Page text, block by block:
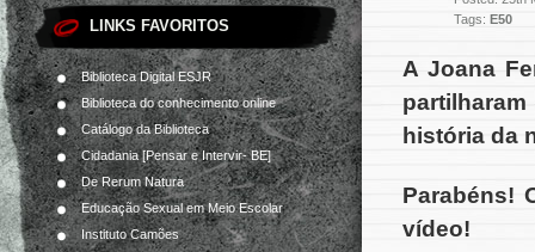
LINKS FAVORITOS
Biblioteca Digital ESJR
Biblioteca do conhecimento online
Catálogo da Biblioteca
Cidadania [Pensar e Intervir- BE]
De Rerum Natura
Educação Sexual em Meio Escolar
Instituto Camões
Tags: E50
A Joana
história da
Parabéns!
vídeo!